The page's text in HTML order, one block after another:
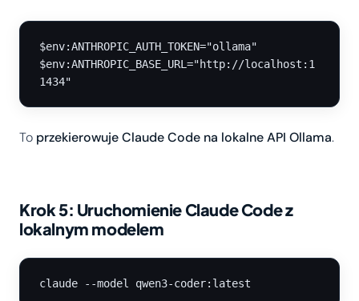
$env:ANTHROPIC_AUTH_TOKEN="ollama"
$env:ANTHROPIC_BASE_URL="http://localhost:1
To przekierowuje Claude Code na lokalne API Ollama.
Krok 5: Uruchomienie Claude Code z
lokalnym modelem